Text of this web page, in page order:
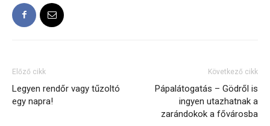
Előző cikk
Legyen rendőr vagy tűzoltó
egy napra!
Következő cikk
Pápalátogatás – Gödről is
ingyen utazhatnak a
zarándokok a fővárosba